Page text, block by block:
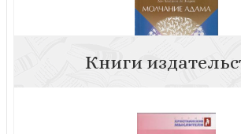
Молчание Адама
Книги